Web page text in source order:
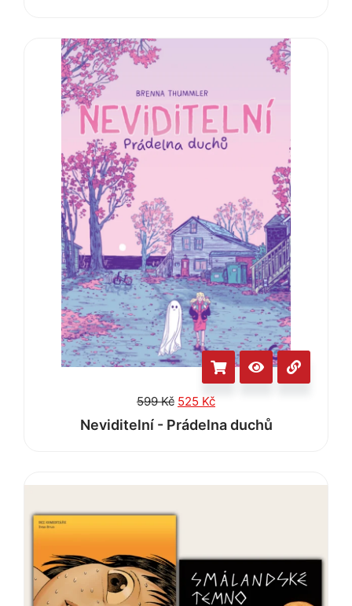
599Kč 525 Kč
Neviditelní - Prádelna duchů